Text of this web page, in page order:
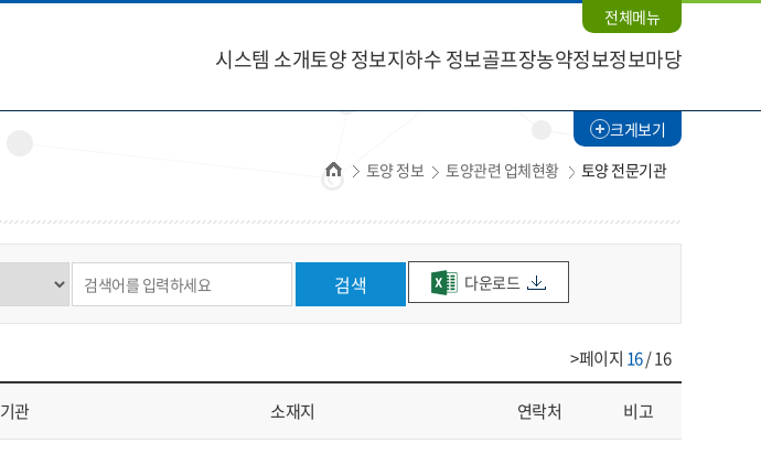
시스템 소개토양 정보지하수 정보골프장농약정보정보마당
전체메뉴
홈 토양 정보 토양관련 업체현황 토양 전문기관
크게보기
검색 다운로드
>페이지 16/ 16
기관 소재지 연락처 비고